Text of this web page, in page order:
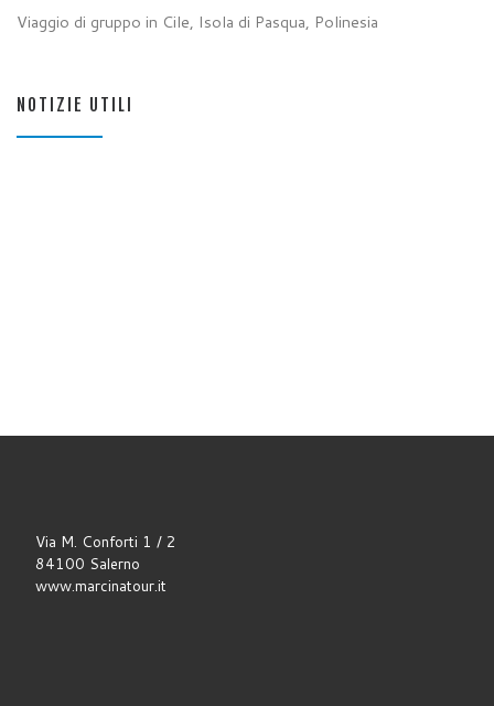
Viaggio di gruppo in Cile, Isola di Pasqua, Polinesia
NOTIZIE UTILI
Via M. Conforti 1 / 2
84100 Salerno
www.marcinatour.it